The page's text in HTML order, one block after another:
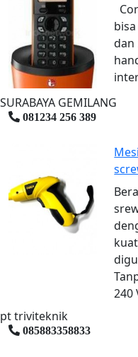
dan
SURABAYA GEMILANG
081234 256 389
240
pt triviteknik
085883358833